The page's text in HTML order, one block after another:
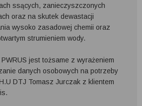
ssących, zanieczyszczonych
oraz na skutek dewastacji
wysoko zasadowej chemii oraz
strumieniem wody.
jest tożsame z wyrażeniem
danych osobowych na potrzeby
DTJ Tomasz Jurczak z klientem